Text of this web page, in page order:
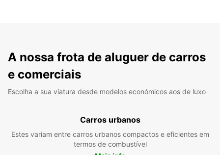
A nossa frota de aluguer de carros
e comerciais
Escolha a sua viatura desde modelos económicos aos de luxo
Carros urbanos
Estes variam entre carros urbanos compactos e eficientes em
termos de combustível